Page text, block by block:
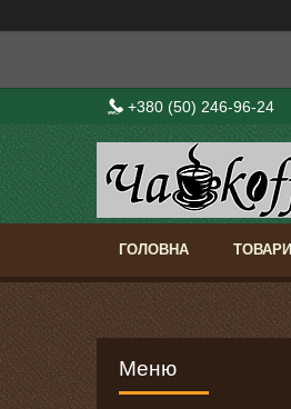
+380 (50) 246-96-24
ГОЛОВНА ТОВАРИ